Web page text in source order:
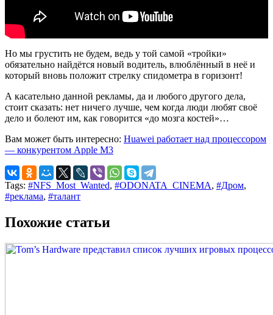
Но мы грустить не будем, ведь у той самой «тройки»
обязательно найдётся новый водитель, влюблённый в неё и
который вновь положит стрелку спидометра в горизонт!
А касательно данной рекламы, да и любого другого дела,
стоит сказать: нет ничего лучше, чем когда люди любят своё
дело и болеют им, как говорится «до мозга костей»…
Вам может быть интересно: Huawei работает над процессором
— конкурентом Apple M3
Tags: #NFS_Most_Wanted, #ODONATA_CINEMA, #Дром,
#реклама, #талант
Похожие статьи